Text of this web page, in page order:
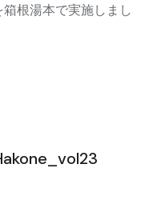
根湯本で実施しまし